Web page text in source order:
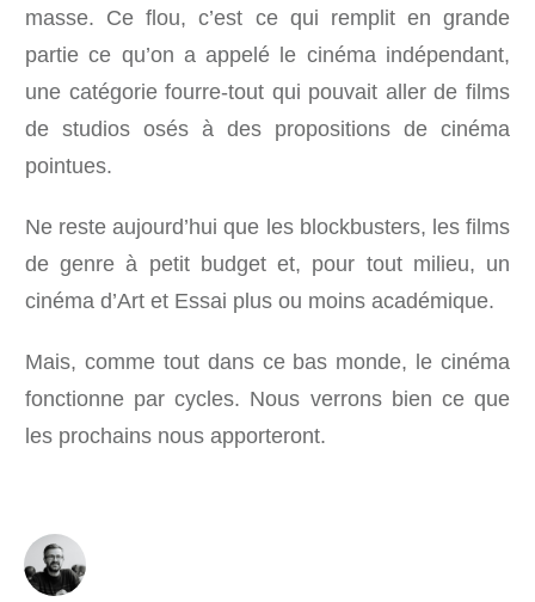
masse. Ce flou, c’est ce qui remplit en grande
partie ce qu’on a appelé le cinéma indépendant,
une catégorie fourre-tout qui pouvait aller de films
de studios osés à des propositions de cinéma
pointues.
Ne reste aujourd’hui que les blockbusters, les films
de genre à petit budget et, pour tout milieu, un
cinéma d’Art et Essai plus ou moins académique.
Mais, comme tout dans ce bas monde, le cinéma
fonctionne par cycles. Nous verrons bien ce que
les prochains nous apporteront.